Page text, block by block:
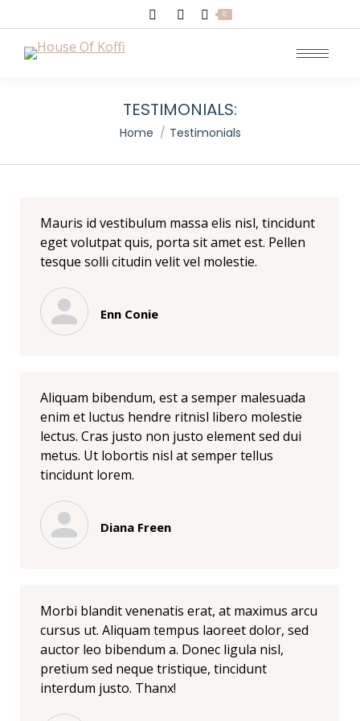
Search: 0
TESTIMONIALS:
You are here:
Home Testimonials
Mauris id vestibulum massa elis nisl, tincidunt
eget volutpat quis, porta sit amet est. Pellen
tesque solli citudin velit vel molestie.
Enn Conie
Aliquam bibendum, est a semper malesuada
enim et luctus hendre ritnisl libero molestie
lectus. Cras justo non justo element sed dui
metus. Ut lobortis nisl at semper tellus
tincidunt lorem.
Diana Freen
Morbi blandit venenatis erat, at maximus arcu
cursus ut. Aliquam tempus laoreet dolor, sed
auctor leo bibendum a. Donec ligula nisl,
pretium sed neque tristique, tincidunt
interdum justo. Thanx!